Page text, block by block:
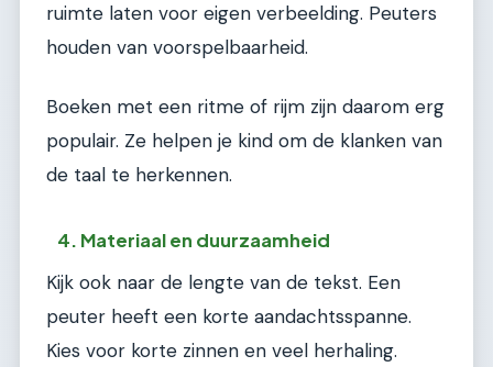
ruimte laten voor eigen verbeelding. Peuters
houden van voorspelbaarheid.
Boeken met een ritme of rijm zijn daarom erg
populair. Ze helpen je kind om de klanken van
de taal te herkennen.
4. Materiaal en duurzaamheid
Kijk ook naar de lengte van de tekst. Een
peuter heeft een korte aandachtsspanne.
Kies voor korte zinnen en veel herhaling.